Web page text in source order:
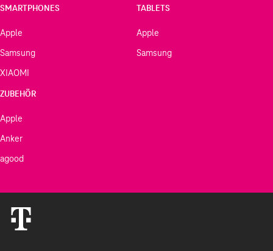
SMARTPHONES
Apple
Samsung
XIAOMI
TABLETS
Apple
Samsung
ZUBEHÖR
Apple
Anker
agood